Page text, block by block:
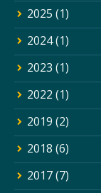
2025 (1)
2024(1)
2023 (1)
2022 (1)
2019 (2)
2018 (6)
2017(7)